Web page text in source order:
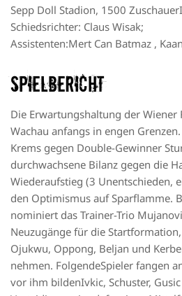
Sepp Doll Stadion, 1500
Schiedsrichter: Claus Wisak;
Assistenten:Mert Can Batmaz ,
Spielbericht
Die Erwartungshaltung der Wiener
Wachau anfangs in engen
Krems gegen Double-Gewinner
durchwachsene Bilanz gegen die
Wiederaufstieg (3 Unentschieden,
den Optimismus auf Sparflamme.
nominiert das Trainer-Trio
Neuzugänge für die
Ojukwu, Oppong, Beljan und
nehmen. FolgendeSpieler fangen
vor ihm bildenIvkic, Schuster, Gusic